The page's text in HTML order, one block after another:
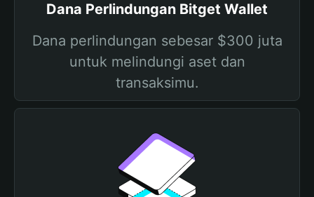
Dana Perlindungan Bitget Wallet
Dana perlindungan sebesar $300 juta
untuk melindungi aset dan
transaksimu.